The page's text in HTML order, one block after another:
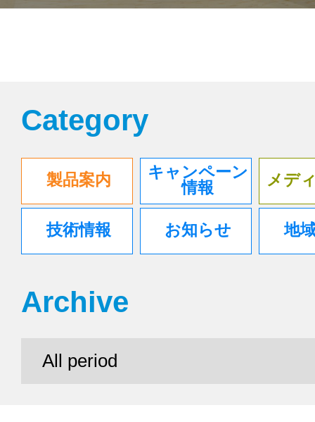
Category
製品案内
キャンペーン
情報
メデ
技術情報 お知らせ 地
Archive